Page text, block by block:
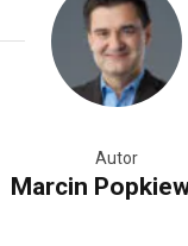
Autor
Marcin